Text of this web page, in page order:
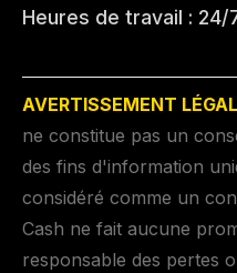
Heures de travail : 24/
AVERTISSEMENT
ne constitue pas un
des fins d'information
considéré comme un
Cash ne fait aucune
responsable des pertes